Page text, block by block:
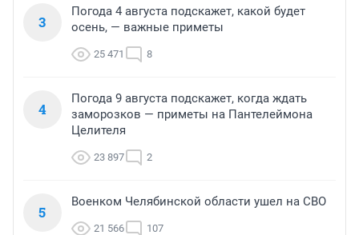
3
Погода 4 августа подскажет, какой будет
осень, — важные приметы
25 471 8
4
Погода 9 августа подскажет, когда ждать
заморозков — приметы на Пантелеймона
Целителя
23 897 2
5
Военком Челябинской области ушел на СВО
21 566 107